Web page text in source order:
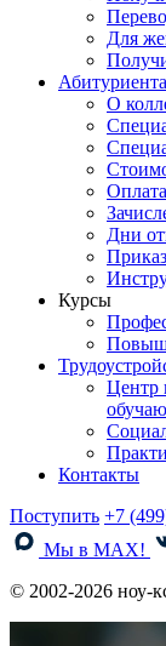
Для
О
Дни
Курсы
Центр
Контакты
Поступить +7
Мы в MAX!
© 2002-2026 ноу-